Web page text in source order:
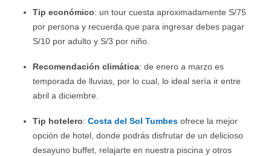
Tip económico: un tour cuesta aproximadamente S/75
por persona y recuerda que para ingresar debes pagar
S/10 por adulto y S/3 por niño.
Recomendación climática: de enero a marzo es
temporada de lluvias, por lo cual, lo ideal sería ir entre
abril a diciembre.
Tip hotelero: Costa del Sol Tumbes ofrece la mejor
opción de hotel, donde podrás disfrutar de un delicioso
desayuno buffet, relajarte en nuestra piscina y otros